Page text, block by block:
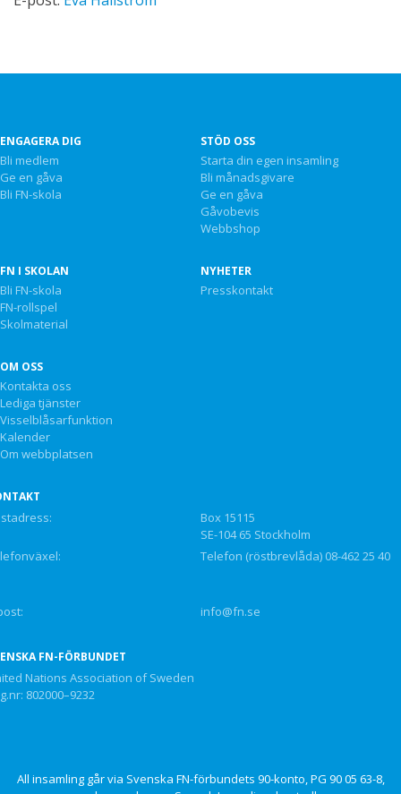
ENGAGERA DIG
Bli medlem
Ge en gåva
Bli FN-skola
STÖD OSS
Starta din egen insamling
Bli månadsgivare
Ge en gåva
Gåvobevis
Webbshop
FN I SKOLAN
Bli FN-skola
FN-rollspel
Skolmaterial
NYHETER
Presskontakt
OM OSS
Kontakta oss
Lediga tjänster
Visselblåsarfunktion
Kalender
Om webbplatsen
Box 15115
SE-104 65 Stockholm
Telefon (röstbrevlåda) 08-462 25 40
info@fn.se
FN-FÖRBUNDET
Nations Association of Sweden
802000–9232
All insamling går via Svenska FN-förbundets 90-konto, PG 90 05 63-8,